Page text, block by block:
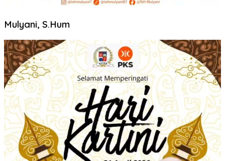
Mulyani, S.Hum